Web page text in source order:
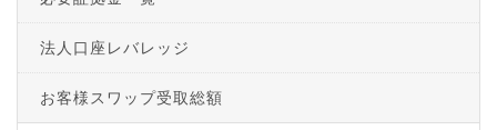
法人口座レバレッジ
お客様スワップ受取総額